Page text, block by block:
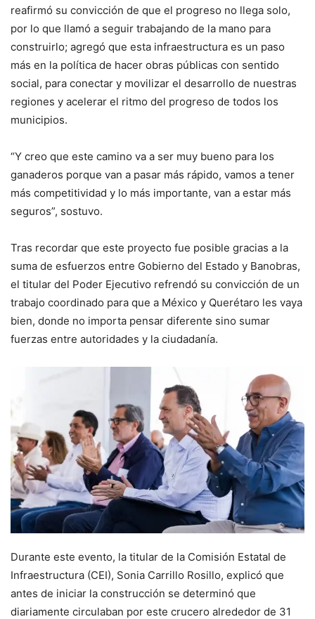
reafirmó su convicción de que el progreso no llega solo,
por lo que llamó a seguir trabajando de la mano para
construirlo; agregó que esta infraestructura es un paso
más en la política de hacer obras públicas con sentido
social, para conectar y movilizar el desarrollo de nuestras
regiones y acelerar el ritmo del progreso de todos los
municipios.
“Y creo que este camino va a ser muy bueno para los
ganaderos porque van a pasar más rápido, vamos a tener
más competitividad y lo más importante, van a estar más
seguros”, sostuvo.
Tras recordar que este proyecto fue posible gracias a la
suma de esfuerzos entre Gobierno del Estado y Banobras,
el titular del Poder Ejecutivo refrendó su convicción de un
trabajo coordinado para que a México y Querétaro les vaya
bien, donde no importa pensar diferente sino sumar
fuerzas entre autoridades y la ciudadanía.
Durante este evento, la titular de la Comisión Estatal de
Infraestructura (CEI), Sonia Carrillo Rosillo, explicó que
antes de iniciar la construcción se determinó que
diariamente circulaban por este crucero alrededor de 31